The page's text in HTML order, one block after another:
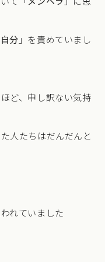
自分 」を責めていまし
ど、申し訳ない気持
人たちはだんだんと
れていました